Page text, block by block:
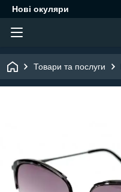
Нові окуляри
Товари та послуги